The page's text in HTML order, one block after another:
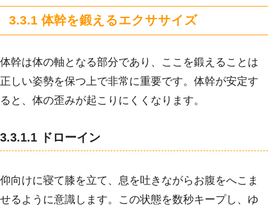
3.3.1 体幹を鍛えるエクササイズ
体幹は体の軸となる部分であり、ここを鍛えることは
正しい姿勢を保つ上で非常に重要です。体幹が安定す
ると、体の歪みが起こりにくくなります。
3.3.1.1 ドローイン
仰向けに寝て膝を立て、息を吐きながらお腹をへこま
せるように意識します。この状態を数秒キープし、ゆ